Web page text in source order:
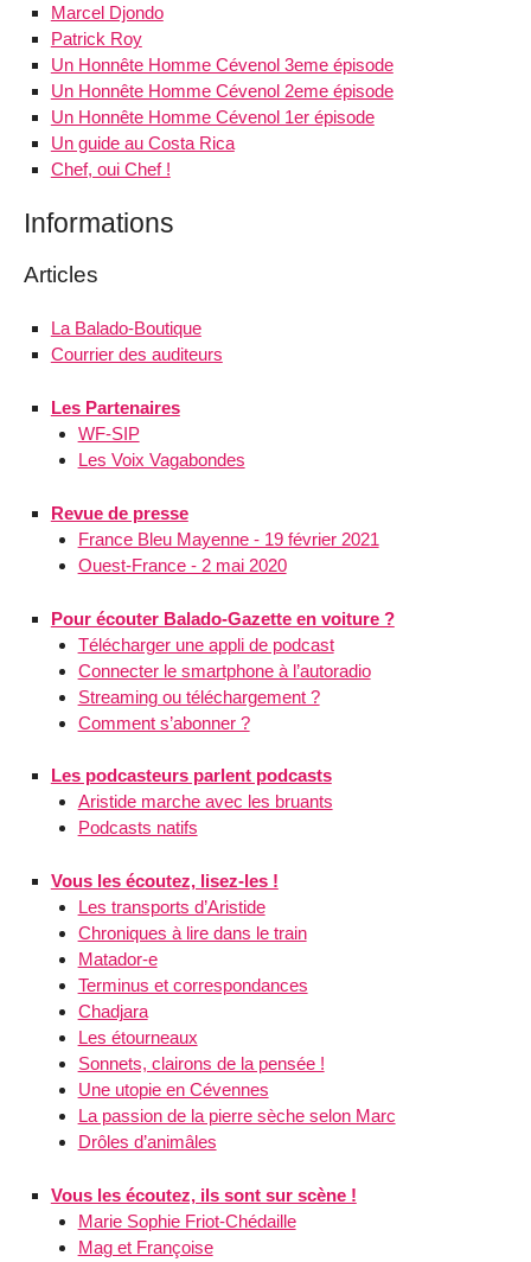
Marcel Djondo
Patrick Roy
Un Honnête Homme Cévenol 3eme épisode
Un Honnête Homme Cévenol 2eme épisode
Un Honnête Homme Cévenol 1er épisode
Un guide au Costa Rica
Chef, oui Chef !
Informations
Articles
La Balado-Boutique
Courrier des auditeurs
Les Partenaires
WF-SIP
Les Voix Vagabondes
Revue de presse
France Bleu Mayenne - 19 février 2021
Ouest-France - 2 mai 2020
Pour écouter Balado-Gazette en voiture ?
Télécharger une appli de podcast
Connecter le smartphone à l’autoradio
Streaming ou téléchargement ?
Comment s’abonner ?
Les podcasteurs parlent podcasts
Aristide marche avec les bruants
Podcasts natifs
Vous les écoutez, lisez-les !
Les transports d’Aristide
Chroniques à lire dans le train
Matador-e
Terminus et correspondances
Chadjara
Les étourneaux
Sonnets, clairons de la pensée !
Une utopie en Cévennes
La passion de la pierre sèche selon Marc
Drôles d’animâles
Vous les écoutez, ils sont sur scène !
Marie Sophie Friot-Chédaille
Mag et Françoise